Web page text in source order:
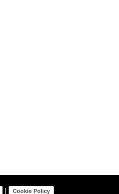
| Cookie Policy